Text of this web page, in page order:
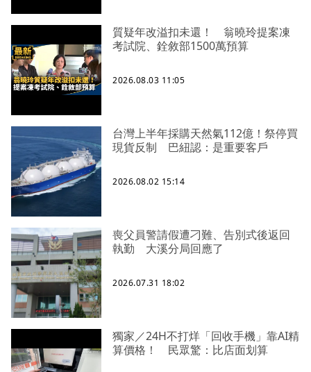
質疑年改溢扣未還！ 翁曉玲提案凍
考試院、銓敘部1500萬預算
2026.08.03 11:05
台灣上半年採購天然氣112億！祭停買
現貨反制 巴紐認：是重要客戶
2026.08.02 15:14
喪父員警請假遭刁難、告別式後返回
執勤 大溪分局回應了
2026.07.31 18:02
獨家／24H不打烊「回收手機」靠AI精
算價格！ 民眾驚：比店面划算